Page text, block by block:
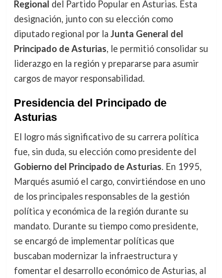
Regional del Partido Popular en Asturias. Esta
designación, junto con su elección como
diputado regional por la Junta General del
Principado de Asturias, le permitió consolidar su
liderazgo en la región y prepararse para asumir
cargos de mayor responsabilidad.
Presidencia del Principado de
Asturias
El logro más significativo de su carrera política
fue, sin duda, su elección como presidente del
Gobierno del Principado de Asturias. En 1995,
Marqués asumió el cargo, convirtiéndose en uno
de los principales responsables de la gestión
política y económica de la región durante su
mandato. Durante su tiempo como presidente,
se encargó de implementar políticas que
buscaban modernizar la infraestructura y
fomentar el desarrollo económico de Asturias, al